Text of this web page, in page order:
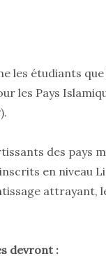
les étudiants
les Pays
des pays
en niveau
attrayant,
devront :